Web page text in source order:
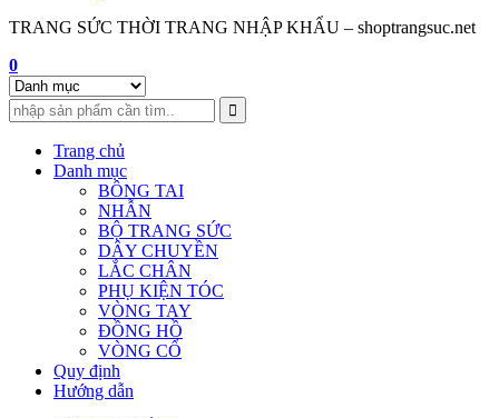
TRANG SỨC THỜI TRANG NHẬP KHẨU – shoptrangsuc.net
0
Trang chủ
Danh mục
BÔNG TAI
NHẪN
BỘ TRANG SỨC
DÂY CHUYỀN
LẮC CHÂN
PHỤ KIỆN TÓC
VÒNG TAY
ĐỒNG HỒ
VÒNG CỔ
Quy định
Hướng dẫn